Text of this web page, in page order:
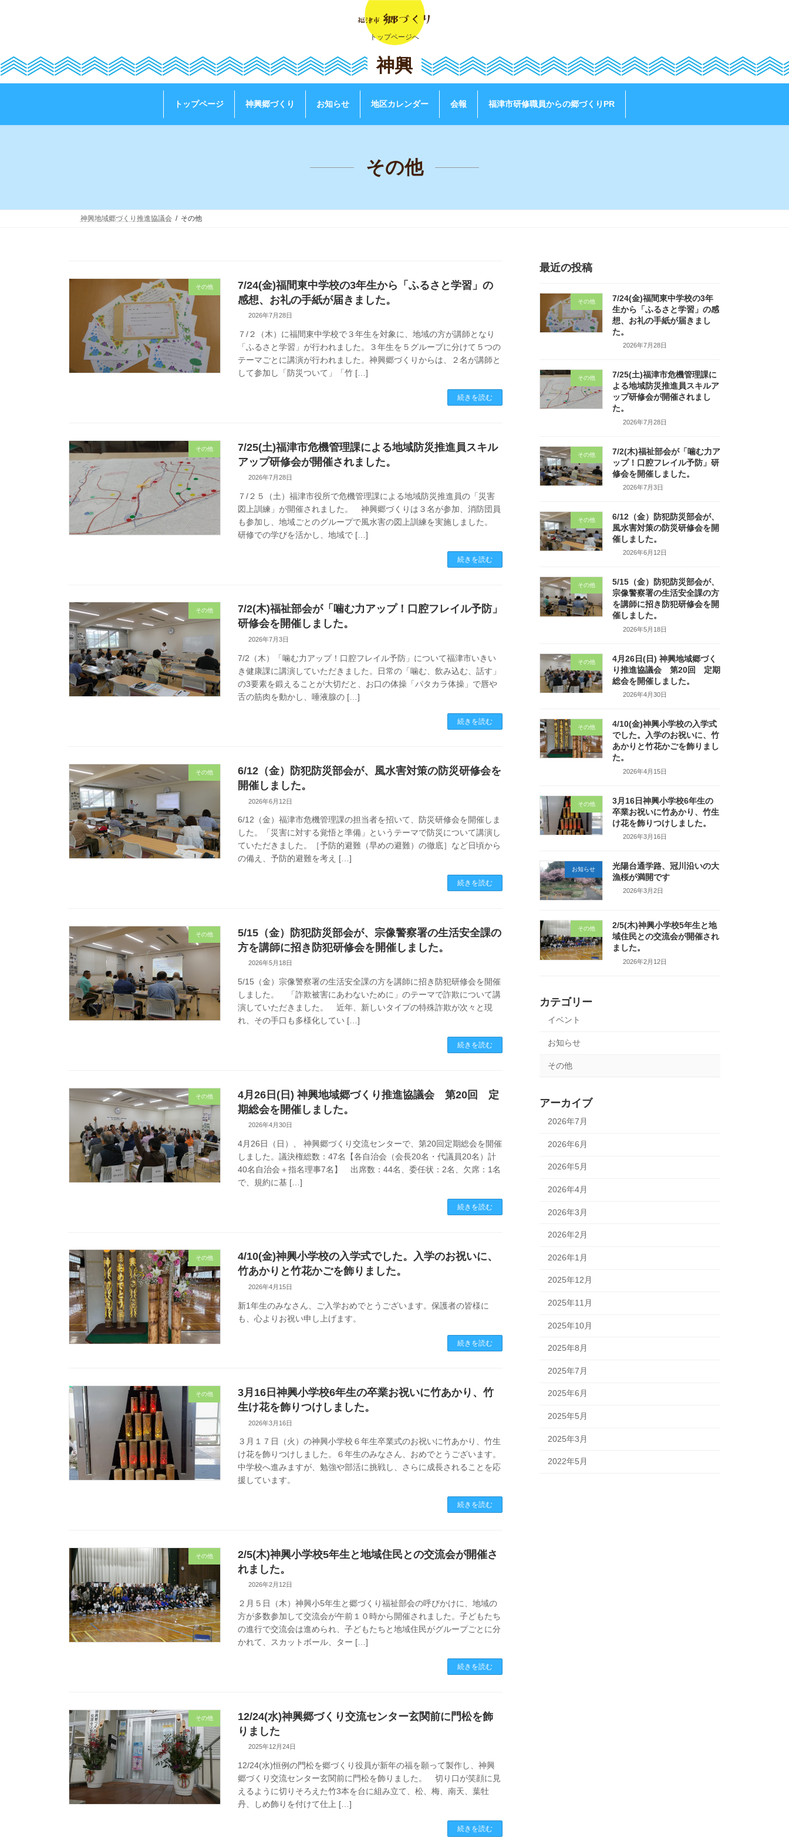
へ
ス
ョ
ン
トップページへ
神興
トップページ 神興郷づくり お知らせ 地区カレンダー 会報 福津市研修職員からの郷づくりPR
その他
神興地域郷づくり推進協議会 その他
その他
7/24(金)福間東中学校の3年生から「ふるさと学習」の
感想、お礼の手紙が届きました。
2026年7月28日
７/２（木）に福間東中学校で３年生を対象に、地域の方が講師となり
「ふるさと学習」が行われました。３年生を５グループに分けて５つの
テーマごとに講演が行われました。神興郷づくりからは、２名が講師と
して参加し「防災ついて」「竹 […]
続きを読む
その他
7/25(土)福津市危機管理課による地域防災推進員スキル
アップ研修会が開催されました。
2026年7月28日
７/２５（土）福津市役所で危機管理課による地域防災推進員の「災害
図上訓練」が開催されました。 神興郷づくりは３名が参加、消防団員
も参加し、地域ごとのグループで風水害の図上訓練を実施しました。
研修での学びを活かし、地域で […]
続きを読む
その他
7/2(木)福祉部会が「噛む力アップ！口腔フレイル予防」
研修会を開催しました。
2026年7月3日
7/2（木）「噛む力アップ！口腔フレイル予防」について福津市いきい
き健康課に講演していただきました。日常の「噛む、飲み込む、話す」
の3要素を鍛えることが大切だと、お口の体操「パタカラ体操」で唇や
舌の筋肉を動かし、唾液腺の […]
続きを読む
その他
6/12（金）防犯防災部会が、風水害対策の防災研修会を
開催しました。
2026年6月12日
6/12（金）福津市危機管理課の担当者を招いて、防災研修会を開催しま
した。「災害に対する覚悟と準備」というテーマで防災について講演し
ていただきました。［予防的避難（早めの避難）の徹底］など日頃から
の備え、予防的避難を考え […]
続きを読む
その他
5/15（金）防犯防災部会が、宗像警察署の生活安全課の
方を講師に招き防犯研修会を開催しました。
2026年5月18日
5/15（金）宗像警察署の生活安全課の方を講師に招き防犯研修会を開催
しました。 「詐欺被害にあわないために」のテーマで詐欺について講
演していただきました。 近年、新しいタイプの特殊詐欺が次々と現
れ、その手口も多様化してい […]
続きを読む
その他
4月26日(日) 神興地域郷づくり推進協議会 第20回 定
期総会を開催しました。
2026年4月30日
4月26日（日）、 神興郷づくり交流センターで、第20回定期総会を開催
しました。議決権総数：47名【各自治会（会長20名・代議員20名）計
40名自治会＋指名理事7名】 出席数：44名、委任状：2名、欠席：1名
で、規約に基 […]
続きを読む
その他
4/10(金)神興小学校の入学式でした。入学のお祝いに、
竹あかりと竹花かごを飾りました。
2026年4月15日
新1年生のみなさん、ご入学おめでとうございます。保護者の皆様に
も、心よりお祝い申し上げます。
続きを読む
その他
3月16日神興小学校6年生の卒業お祝いに竹あかり、竹
生け花を飾りつけしました。
2026年3月16日
３月１７日（火）の神興小学校６年生卒業式のお祝いに竹あかり、竹生
け花を飾りつけしました。６年生のみなさん、おめでとうございます。
中学校へ進みますが、勉強や部活に挑戦し、さらに成長されることを応
援しています。
続きを読む
その他
2/5(木)神興小学校5年生と地域住民との交流会が開催さ
れました。
2026年2月12日
２月５日（木）神興小5年生と郷づくり福祉部会の呼びかけに、地域の
方が多数参加して交流会が午前１０時から開催されました。子どもたち
の進行で交流会は進められ、子どもたちと地域住民がグループごとに分
かれて、スカットボール、ター […]
続きを読む
その他
12/24(水)神興郷づくり交流センター玄関前に門松を飾
りました
2025年12月24日
12/24(水)恒例の門松を郷づくり役員が新年の福を願って製作し、神興
郷づくり交流センター玄関前に門松を飾りました。 切り口が笑顔に見
えるように切りそろえた竹3本を台に組み立て、松、梅、南天、葉牡
丹、しめ飾りを付けて仕上 […]
続きを読む
最近の投稿
その他
7/24(金)福間東中学校の3年
生から「ふるさと学習」の感
想、お礼の手紙が届きまし
た。
2026年7月28日
その他
7/25(土)福津市危機管理課に
よる地域防災推進員スキルア
ップ研修会が開催されまし
た。
2026年7月28日
その他
7/2(木)福祉部会が「噛む力ア
ップ！口腔フレイル予防」研
修会を開催しました。
2026年7月3日
その他
6/12（金）防犯防災部会が、
風水害対策の防災研修会を開
催しました。
2026年6月12日
その他
5/15（金）防犯防災部会が、
宗像警察署の生活安全課の方
を講師に招き防犯研修会を開
催しました。
2026年5月18日
その他
4月26日(日) 神興地域郷づく
り推進協議会 第20回 定期
総会を開催しました。
2026年4月30日
その他
4/10(金)神興小学校の入学式
でした。入学のお祝いに、竹
あかりと竹花かごを飾りまし
た。
2026年4月15日
その他
3月16日神興小学校6年生の
卒業お祝いに竹あかり、竹生
け花を飾りつけしました。
2026年3月16日
お知らせ
光陽台通学路、冠川沿いの大
漁桜が満開です
2026年3月2日
その他
2/5(木)神興小学校5年生と地
域住民との交流会が開催され
ました。
2026年2月12日
カテゴリー
イベント
お知らせ
その他
アーカイブ
2026年7月
2026年6月
2026年5月
2026年4月
2026年3月
2026年2月
2026年1月
2025年12月
2025年11月
2025年10月
2025年8月
2025年7月
2025年6月
2025年5月
2025年3月
2022年5月